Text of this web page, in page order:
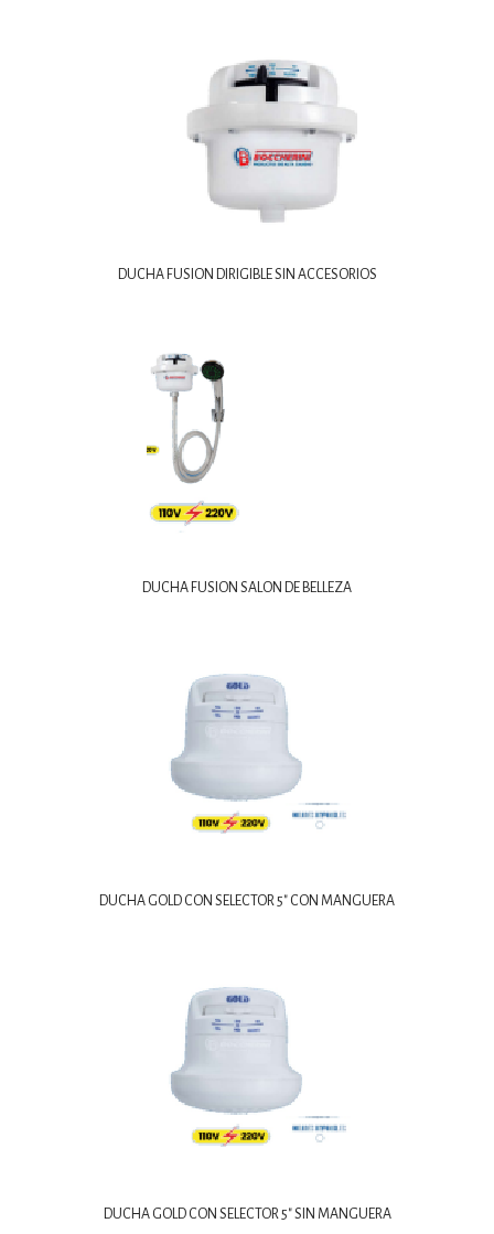
DUCHA FUSION DIRIGIBLE SIN ACCESORIOS
DUCHA FUSION SALON DE BELLEZA
DUCHA GOLD CON SELECTOR 5″ CON MANGUERA
DUCHA GOLD CON SELECTOR 5″ SIN MANGUERA